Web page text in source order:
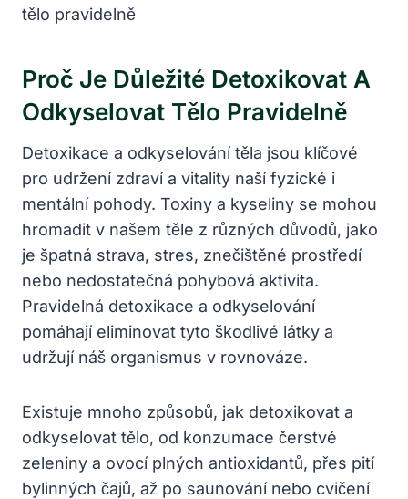
Proč Je Důležité Detoxikovat A
Odkyselovat Tělo Pravidelně
Detoxikace a odkyselování těla jsou klíčové
pro udržení zdraví a vitality naší fyzické i
mentální pohody. Toxiny a kyseliny se mohou
hromadit v našem těle z různých důvodů, jako
je špatná strava, stres, znečištěné prostředí
nebo nedostatečná pohybová aktivita.
Pravidelná detoxikace a odkyselování
pomáhají eliminovat tyto škodlivé látky a
udržují náš organismus v rovnováze.
Existuje mnoho způsobů, jak detoxikovat a
odkyselovat tělo, od konzumace čerstvé
zeleniny a ovocí plných antioxidantů, přes pití
bylinných čajů, až po saunování nebo cvičení